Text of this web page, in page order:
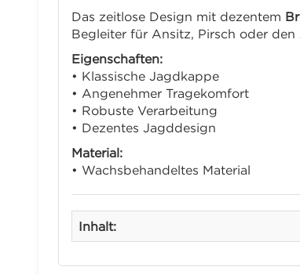
Das zeitlose Design mit dezentem
Begleiter für Ansitz, Pirsch oder den
Eigenschaften:
• Klassische Jagdkappe
• Angenehmer Tragekomfort
• Robuste Verarbeitung
• Dezentes Jagddesign
Material:
• Wachsbehandeltes Material
Inhalt: